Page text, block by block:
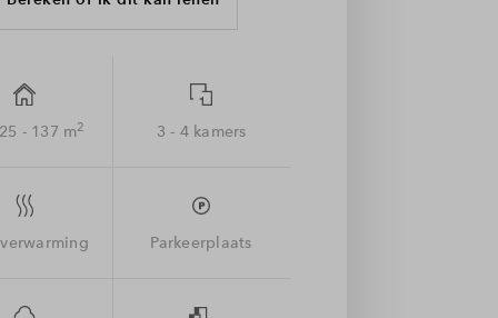
- 137 m2 3 - 4 kamers
Parkeerplaats